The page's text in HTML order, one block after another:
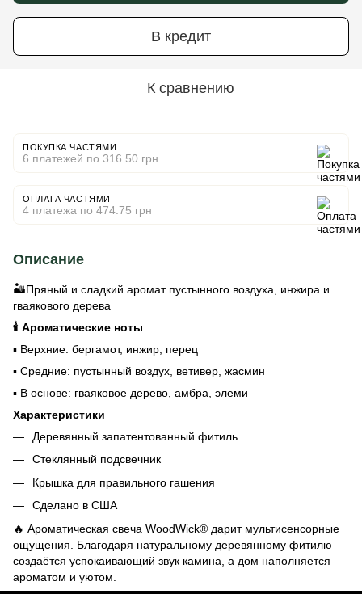
В кредит
К сравнению
ПОКУПКА ЧАСТЯМИ
6 платежей по 316.50 грн
ОПЛАТА ЧАСТЯМИ
4 платежа по 474.75 грн
Описание
🏜️Пряный и сладкий аромат пустынного воздуха, инжира и
гваякового дерева
🕯️ Ароматические ноты
▪️ Верхние: бергамот, инжир, перец
▪️ Средние: пустынный воздух, ветивер, жасмин
▪️ В основе: гваяковое дерево, амбра, элеми
Характеристики
Деревянный запатентованный фитиль
Стеклянный подсвечник
Крышка для правильного гашения
Сделано в США
🔥 Ароматическая свеча WoodWick® дарит мультисенсорные
ощущения. Благодаря натуральному деревянному фитилю
создаётся успокаивающий звук камина, а дом наполняется
ароматом и уютом.